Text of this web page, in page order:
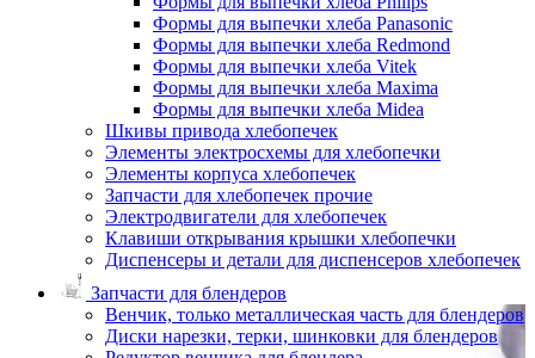
Формы для выпечки хлеба Panasonic
Формы для выпечки хлеба Redmond
Формы для выпечки хлеба Vitek
Формы для выпечки хлеба Maxima
Формы для выпечки хлеба Midea
Шкивы привода хлебопечек
Элементы электросхемы для хлебопечки
Элементы корпуса хлебопечек
Запчасти для хлебопечек прочие
Электродвигатели для хлебопечек
Клавиши открывания крышки хлебопечки
Диспенсеры и детали для диспенсеров хлебопечек
Запчасти для блендеров
Венчик, только металлическая часть для блендеров
Диски нарезки, терки, шинковки для блендеров